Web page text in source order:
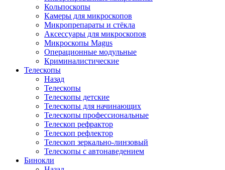
Кольпоскопы
Камеры для микроскопов
Микропрепараты и стёкла
Аксессуары для микроскопов
Микроскопы Magus
Операционные модульные
Криминалистические
Телескопы
Назад
Телескопы
Телескопы детские
Телескопы для начинающих
Телескопы профессиональные
Телескоп рефрактор
Телескоп рефлектор
Телескоп зеркально-линзовый
Телескопы с автонаведением
Бинокли